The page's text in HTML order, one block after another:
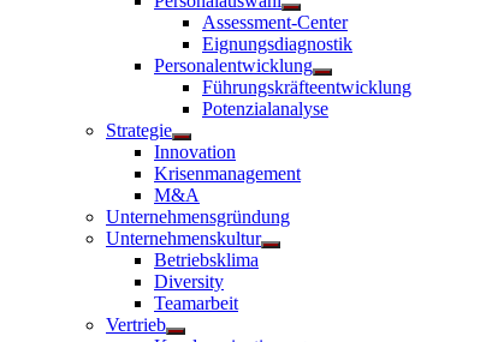
Untermenü
anzeigen
Assessment-Center
Eignungsdiagnostik
Personalentwicklung
Untermenü
anzeigen
Führungskräfteentwicklung
Potenzialanalyse
Strategie
Untermenü
anzeigen
Innovation
Krisenmanagement
M&A
Unternehmensgründung
Unternehmenskultur
Untermenü
Betriebsklima
Diversity
Teamarbeit
Vertrieb